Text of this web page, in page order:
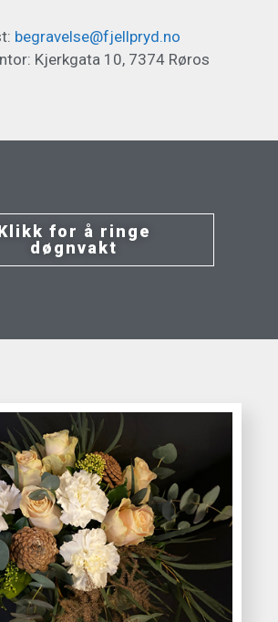
begravelse@fjellpryd.no
Kjerkgata 10, 7374 Røros
for å ringe
døgnvakt